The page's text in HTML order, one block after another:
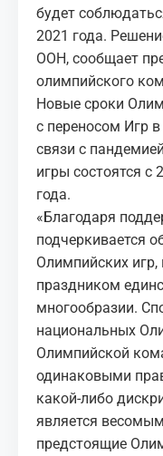
будет
2021 года.
ООН, сообщает
олимпийского
Новые сроки
с переносом Игр
связи с
игры состоятся с
года.
«Благодаря
подчеркивается
Олимпийских
праздником
многообразии.
национальных
Олимпийской
одинаковыми
какой-либо
является
предстоящие